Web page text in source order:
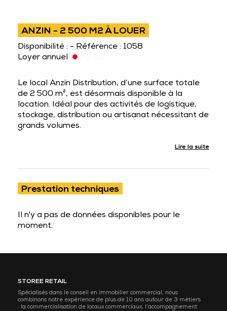
ANZIN - 2 500 M2 À LOUER
Disponibilité : - Référence : 1058
Loyer annuel
Le local Anzin Distribution, d’une surface totale
de 2 500 m², est désormais disponible à la
location. Idéal pour des activités de logistique,
stockage, distribution ou artisanat nécessitant de
grands volumes.
Lire la suite
Prestation techniques
Il n'y a pas de données disponibles pour le
moment.
STOREE RETAIL
Spécialisés dans le conseil en immobilier commercial, nous
combinons notre expérience de plus de 10 ans autour de 3 métiers
: la commercialisation de locaux commerciaux, l’accompagnement